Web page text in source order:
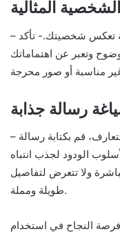
المثالية
– قم باختيار صورة شخصية جذابة وواضحة تعكس شخصيتك.- تأكد
وتعبر عن اهتماماتك
رسالة جذابة
– عند التواصل مع الأشخاص عبر تطبيقات التعارف، قم بكتابة رسالة
الودود لجذب انتباه
ولا تتعرض لتفاصيل
طويلة ومملة.
فرصة النجاح في استخدام